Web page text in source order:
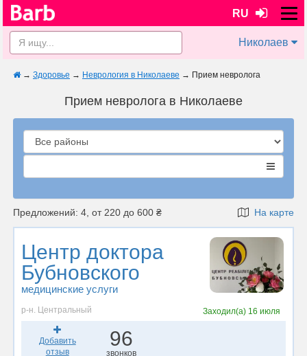
RU
Николаев
→ Здоровье → Неврология в Николаеве → Прием невролога
Прием невролога в Николаеве
Предложений: 4, от 220 до 600 ₴ На карте
Центр доктора
Бубновского
медицинские услуги
р-н. Центральный Заходил(а) 16 июля
Добавить
отзыв
96
звонков